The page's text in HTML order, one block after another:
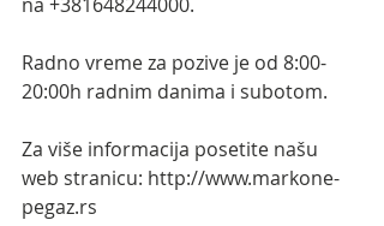
Radno vreme za pozive je od 8:00-
20:00h radnim danima i subotom.
Za više informacija posetite našu
web stranicu: http://www.markone-
pegaz.rs